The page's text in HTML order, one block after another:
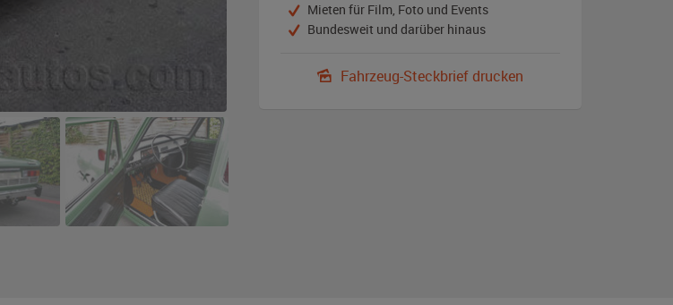
Mieten für Film, Foto und Events
Bundesweit und darüber hinaus
Fahrzeug-Steckbrief drucken